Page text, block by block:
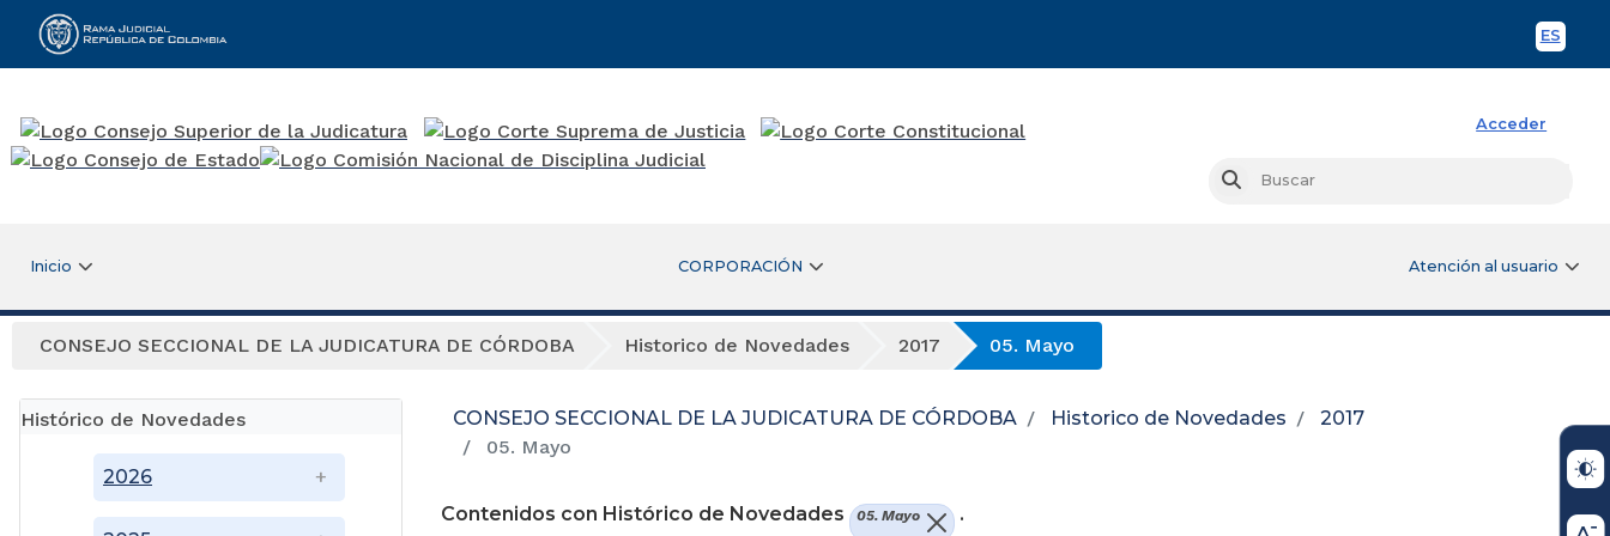
ES
Rama Judicial
Acceder
Buscar
Inicio CORPORACIÓN Atención al usuario
CONSEJO SECCIONAL DE LA JUDICATURA DE CÓRDOBA Historico de Novedades 2017 05. Mayo
Histórico de Novedades
2026
CONSEJO SECCIONAL DE LA JUDICATURA DE CÓRDOBA Historico de Novedades
2017
05. Mayo
Contenidos con Histórico de Novedades 05. Mayo .